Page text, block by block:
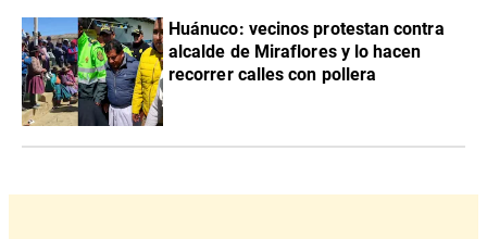
Huánuco: vecinos protestan contra
alcalde de Miraflores y lo hacen
recorrer calles con pollera